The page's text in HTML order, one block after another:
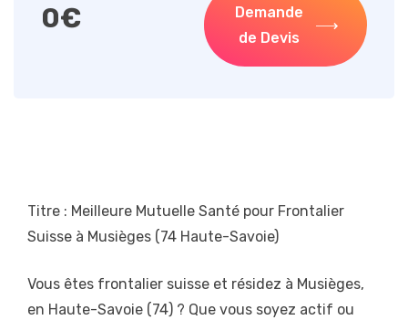
0€
Demande
de Devis
Titre : Meilleure Mutuelle Santé pour Frontalier
Suisse à Musièges (74 Haute-Savoie)
Vous êtes frontalier suisse et résidez à Musièges,
en Haute-Savoie (74) ? Que vous soyez actif ou